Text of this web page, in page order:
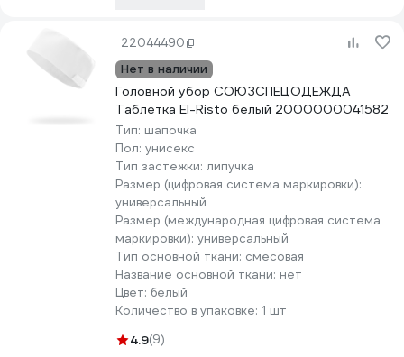
22044490
Нет в наличии
Головной убор СОЮЗСПЕЦОДЕЖДА
Таблетка El-Risto белый 2000000041582
Тип: шапочка
Пол: унисекс
Тип застежки: липучка
Размер (цифровая система маркировки):
универсальный
Размер (международная цифровая система
маркировки): универсальный
Тип основной ткани: смесовая
Название основной ткани: нет
Цвет: белый
Количество в упаковке: 1 шт
4.9(9)